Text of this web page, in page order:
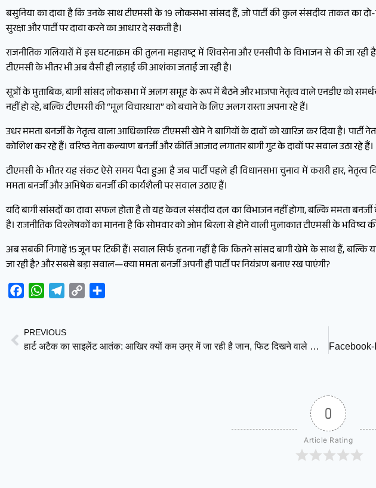
बसुनिया का दावा है कि उनके साथ टीएमसी के 19 लोकसभा सांसद हैं, जो पार्टी की कुल संसदीय ताकत का
सुरक्षा और पार्टी पर दावा करने का आधार दे सकती है।
राजनीतिक गलियारों में इस घटनाक्रम की तुलना महाराष्ट्र में शिवसेना और एनसीपी के विभाजन से की जा रही
टीएमसी के भीतर भी अब वैसी ही लड़ाई की आशंका जताई जा रही है।
सूत्रों के मुताबिक, बागी सांसद लोकसभा में अलग समूह के रूप में बैठने और भाजपा नेतृत्व वाले एनडीए को
नहीं हो रहे, बल्कि टीएमसी की “मूल विचारधारा” को बचाने के लिए अलग रास्ता अपना रहे हैं।
उधर ममता बनर्जी के नेतृत्व वाला आधिकारिक टीएमसी खेमे ने बागियों के दावों को खारिज कर दिया है।
कोशिश कर रहे हैं। वरिष्ठ नेता कल्याण बनर्जी और कीर्ति आजाद लगातार बागी गुट के दावों पर सवाल उठा रहे हैं।
टीएमसी के भीतर यह संकट ऐसे समय पैदा हुआ है जब पार्टी पहले ही विधानसभा चुनाव में करारी हार,
ममता बनर्जी और अभिषेक बनर्जी की कार्यशैली पर सवाल उठाए हैं।
यदि बागी सांसदों का दावा सफल होता है तो यह केवल संसदीय दल का विभाजन नहीं होगा, बल्कि ममता
है। राजनीतिक विश्लेषकों का मानना है कि सोमवार को ओम बिरला से होने वाली मुलाकात टीएमसी के भविष्य
अब सबकी निगाहें 15 जून पर टिकी हैं। सवाल सिर्फ इतना नहीं है कि कितने सांसद बागी खेमे के साथ हैं, बल्कि
जा रही है? और सबसे बड़ा सवाल—क्या ममता बनर्जी अपनी ही पार्टी पर नियंत्रण बनाए रख पाएंगी?
FacebookWhatsAppTelegram
Copy
PREVIOUS
हार्ट अटैक का साइलेंट आतंक: आखिर क्यों कम उम्र में जा रही है जान, फिट दिखने वाले लोग भी क्यों नहीं हैं सुरक्षित?
0
Article Rating